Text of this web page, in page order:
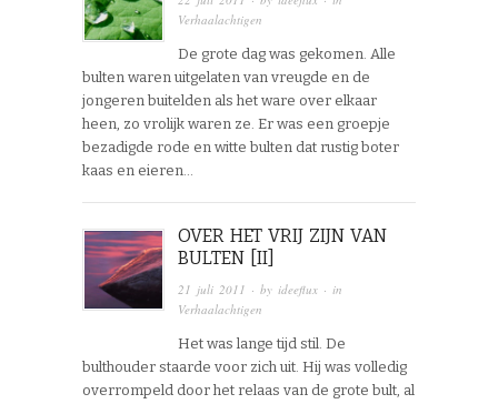
Verhaalachtigen
De grote dag was gekomen. Alle
bulten waren uitgelaten van vreugde en de
jongeren buitelden als het ware over elkaar
heen, zo vrolijk waren ze. Er was een groepje
bezadigde rode en witte bulten dat rustig boter
kaas en eieren…
OVER HET VRIJ ZIJN VAN
BULTEN [II]
21 juli 2011 · byideeflux · in
Verhaalachtigen
Het was lange tijd stil. De
bulthouder staarde voor zich uit. Hij was volledig
overrompeld door het relaas van de grote bult, al